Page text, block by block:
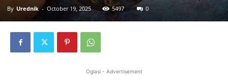
By Urednik - October 19, 2025 5497 0
Oglasi - Advertisement